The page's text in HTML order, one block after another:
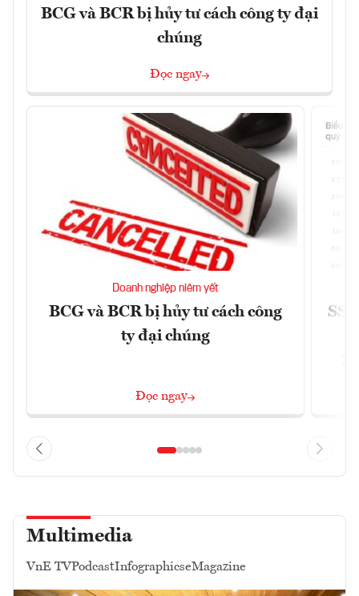
BCG và BCR bị hủy tư cách công ty đại
chúng
Đọc ngay
Doanh nghiệp niêm yết
BCG và BCR bị hủy tư cách công
ty đại chúng
Đọc ngay
SSI
Multimedia
VnE TVPodcastInfographicseMagazine